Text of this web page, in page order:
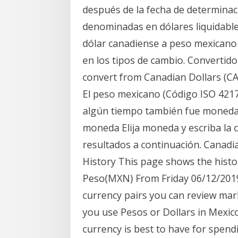
después de la fecha de
denominadas en dólares
dólar canadiense a peso
en los tipos de cambio.
convert from Canadian Dollars
El peso mexicano (Código ISO
algún tiempo también fue
moneda Elija moneda y escriba
resultados a continuación.
History This page shows the
Peso(MXN) From Friday 06/12/
currency pairs you can review
you use Pesos or Dollars in
currency is best to have for